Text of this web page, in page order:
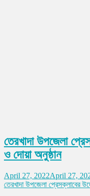
তেরখাদা উপজেলা
ও দোয়া অনুষ্ঠান
April 27, 2022April 27,
তেরখাদা উপজেলা প্রেসক্লাবের